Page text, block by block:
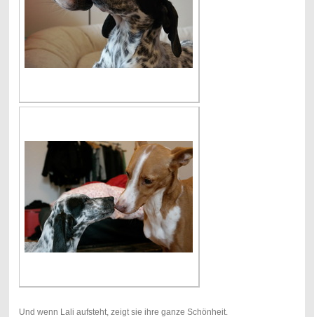
Und wenn Lali aufsteht, zeigt sie ihre ganze Schönheit.